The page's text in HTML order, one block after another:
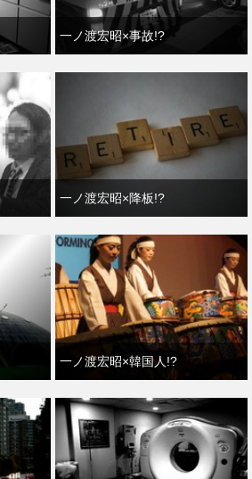
一ノ渡宏昭×事故!?
一ノ渡宏昭×降板!?
一ノ渡宏昭×韓国人!?